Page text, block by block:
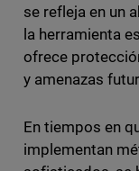
se refleja en un
la herramienta
ofrece
y amenazas
En tiempos en
implementan